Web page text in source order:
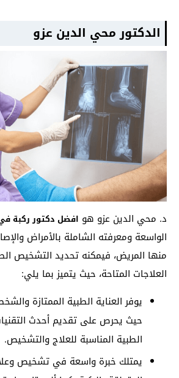
الدكتور محي الدين عزو
د. محي الدين عزو هو افضل دكتور ركبة
الواسعة ومعرفته الشاملة بالأمراض
منها المريض، فيمكنه تحديد التشخيص
العلاجات المتاحة، حيث يتميز بما يلي:
يوفر العناية الطبية الممتازة
حيث يحرص على تقديم أحدث
الطبية المناسبة للعلاج والتشخيص.
يمتلك خبرة واسعة في تشخيص